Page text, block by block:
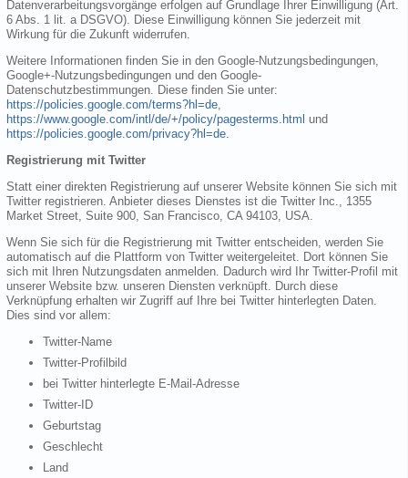
Datenverarbeitungsvorgänge erfolgen auf Grundlage Ihrer Einwilligung (Art.
6 Abs. 1 lit. a DSGVO). Diese Einwilligung können Sie jederzeit mit
Wirkung für die Zukunft widerrufen.
Weitere Informationen finden Sie in den Google-Nutzungsbedingungen,
Google+-Nutzungsbedingungen und den Google-
Datenschutzbestimmungen. Diese finden Sie unter:
https://policies.google.com/terms?hl=de,
https://www.google.com/intl/de/+/policy/pagesterms.html und
https://policies.google.com/privacy?hl=de.
Registrierung mit Twitter
Statt einer direkten Registrierung auf unserer Website können Sie sich mit
Twitter registrieren. Anbieter dieses Dienstes ist die Twitter Inc., 1355
Market Street, Suite 900, San Francisco, CA 94103, USA.
Wenn Sie sich für die Registrierung mit Twitter entscheiden, werden Sie
automatisch auf die Plattform von Twitter weitergeleitet. Dort können Sie
sich mit Ihren Nutzungsdaten anmelden. Dadurch wird Ihr Twitter-Profil mit
unserer Website bzw. unseren Diensten verknüpft. Durch diese
Verknüpfung erhalten wir Zugriff auf Ihre bei Twitter hinterlegten Daten.
Dies sind vor allem:
Twitter-Name
Twitter-Profilbild
bei Twitter hinterlegte E-Mail-Adresse
Twitter-ID
Geburtstag
Geschlecht
Land